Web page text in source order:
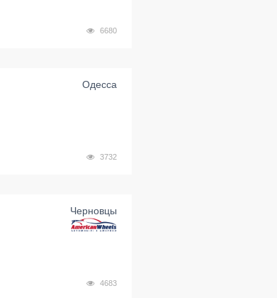
6680
Одесса
3732
Черновцы
4683